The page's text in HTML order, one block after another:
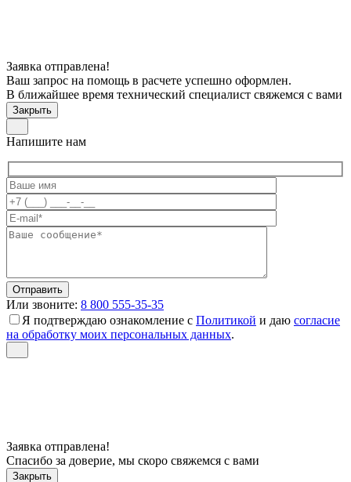
Заявка отправлена!
Ваш запрос на помощь в расчете успешно оформлен.
В ближайшее время технический специалист свяжемся с вами
Закрыть
Напишите нам
Или звоните: 8 800 555-35-35
Я подтверждаю ознакомление с Политикой и даю согласие
на обработку моих персональных данных.
Заявка отправлена!
Спасибо за доверие, мы скоро свяжемся с вами
Закрыть